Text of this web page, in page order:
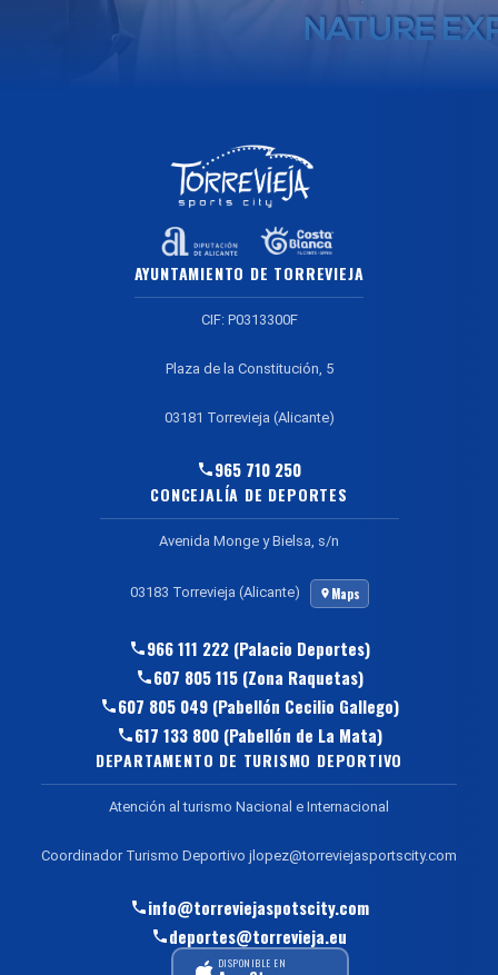
AYUNTAMIENTO DE TORREVIEJA
CIF: P0313300F
Plaza de la Constitución, 5
03181 Torrevieja (Alicante)
965 710 250
CONCEJALÍA DE DEPORTES
Avenida Monge y Bielsa, s/n
03183 Torrevieja (Alicante) Maps
966 111 222 (Palacio Deportes)
607 805 115 (Zona Raquetas)
607 805 049 (Pabellón Cecilio Gallego)
617 133 800 (Pabellón de La Mata)
DEPARTAMENTO DE TURISMO DEPORTIVO
Atención al turismo Nacional e Internacional
Coordinador Turismo Deportivo jlopez@torreviejasportscity.com
info@torreviejaspotscity.com
deportes@torrevieja.eu
DISPONIBLE EN